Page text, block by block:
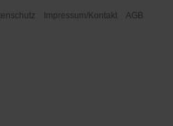
Impressum/Kontakt AGB